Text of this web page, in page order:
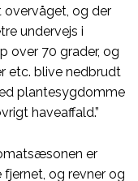
og der
undervejs i
over 70 grader, og
etc. blive nedbrudt
plantesygdomme
haveaffald.”
er
og revner og